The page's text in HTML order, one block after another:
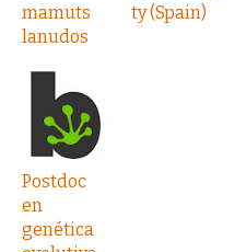
mamuts
lanudos
ty (Spain)
Postdoc
en
genética